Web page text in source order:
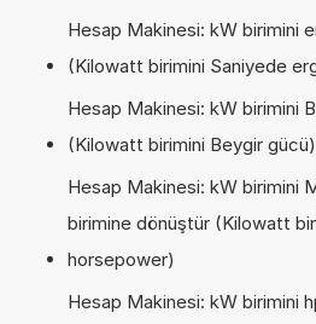
Hesap Makinesi: kW birimini
(Kilowatt birimini Saniyede
Hesap Makinesi: kW birimini
(Kilowatt birimini Beygir gücü)
Hesap Makinesi: kW birimini
birimine dönüştür (Kilowatt
horsepower)
Hesap Makinesi: kW birimini